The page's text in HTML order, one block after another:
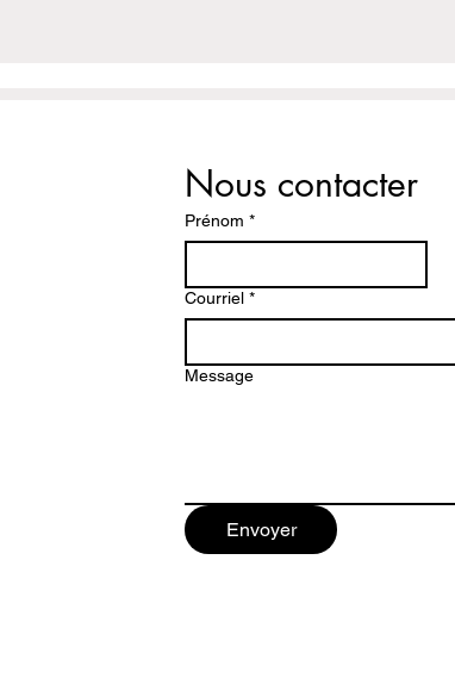
Nous contacter
Prénom *
Courriel *
Message
Envoyer